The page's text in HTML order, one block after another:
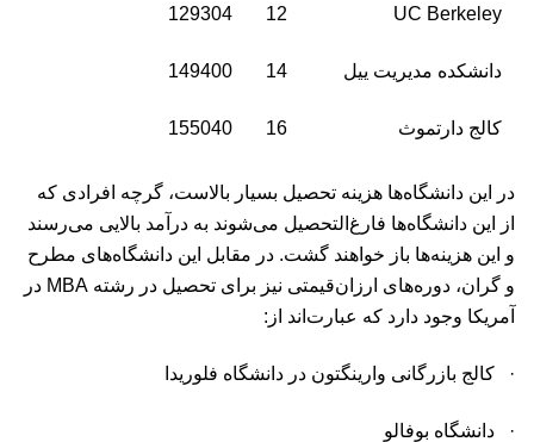
UC Berkeley
12
129304
دانشکده مدیریت ییل 14
149400
کالج دارتموث 16
155040
در این دانشگاه‌ها هزینه تحصیل بسیار بالاست، گرچه افرادی که
از این دانشگاه‌ها فارغ‌التحصیل می‌شوند به درآمد بالایی می‌رسند
و این هزینه‌ها باز خواهند گشت. در مقابل این دانشگاه‌های مطرح
و گران، دوره‌های ارزان‌قیمتی نیز برای تحصیل در رشته MBA در
آمریکا وجود دارد که عبارت‌اند از:
· کالج بازرگانی وارینگتون در دانشگاه فلوریدا
· دانشگاه بوفالو